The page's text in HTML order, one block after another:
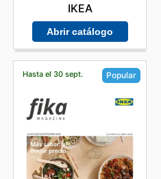
IKEA
Abrir catálogo
Hasta el 30 sept. Popular